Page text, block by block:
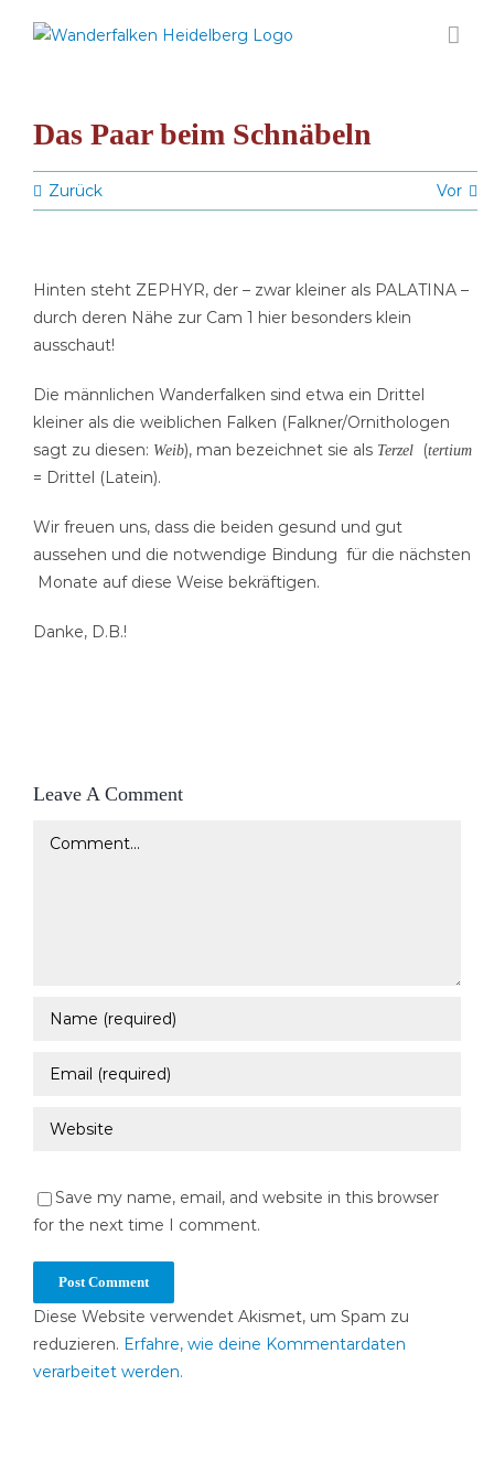
Inhalt
Das Paar beim Schnäbeln
Zurück Vor
Hinten steht ZEPHYR, der – zwar kleiner als PALATINA –
durch deren Nähe zur Cam 1 hier besonders klein
ausschaut!
Die männlichen Wanderfalken sind etwa ein Drittel
kleiner als die weiblichen Falken (Falkner/Ornithologen
sagt zu diesen: Weib), man bezeichnet sie als Terzel(tertium
= Drittel (Latein).
Wir freuen uns, dass die beiden gesund und gut
aussehen und die notwendige Bindung für die nächsten
Monate auf diese Weise bekräftigen.
Danke, D.B.!
Leave A Comment
Comment
Save my name, email, and website in this browser
for the next time I comment.
Diese Website verwendet Akismet, um Spam zu
reduzieren. Erfahre, wie deine Kommentardaten
verarbeitet werden.